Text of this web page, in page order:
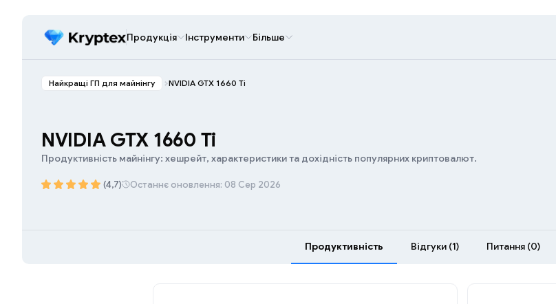
Продукція Інструменти Більше
Найкращі ГП для майнінгу NVIDIA GTX 1660 Ti
NVIDIA GTX 1660 Ti
Продуктивність майнінгу: хешрейт, характеристики та дохідність популярних криптовалют.
(4,7) Останнє оновлення: 08 Сер 2026
Продуктивність Відгуки (1) Питання (0)